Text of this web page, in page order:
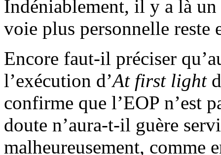
Indéniablement, il y a là
voie plus personnelle reste
Encore faut-il préciser
l’exécution d’At first light
confirme que l’EOP n’est
doute n’aura-t-il guère
malheureusement, comme